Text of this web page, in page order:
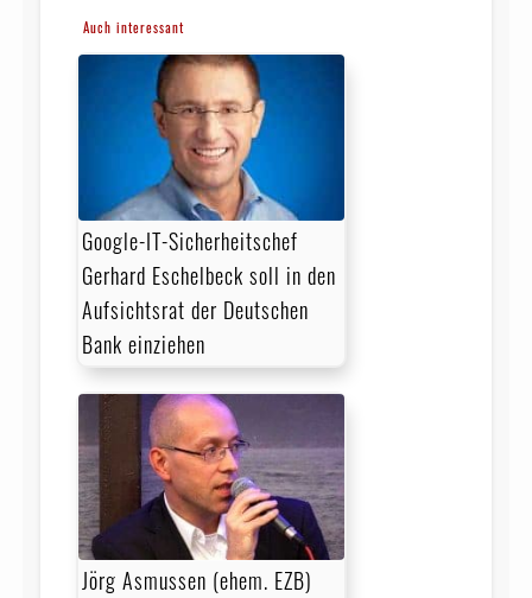
Auch interessant
Google-IT-Sicherheitschef
Gerhard Eschelbeck soll in den
Aufsichtsrat der Deutschen
Bank einziehen
Jörg Asmussen (ehem. EZB)